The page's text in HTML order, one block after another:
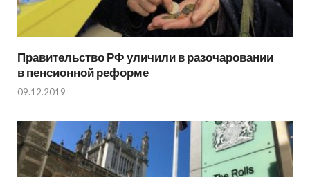
Правительство РФ уличили в разочаровании
в пенсионной реформе
09.12.2019